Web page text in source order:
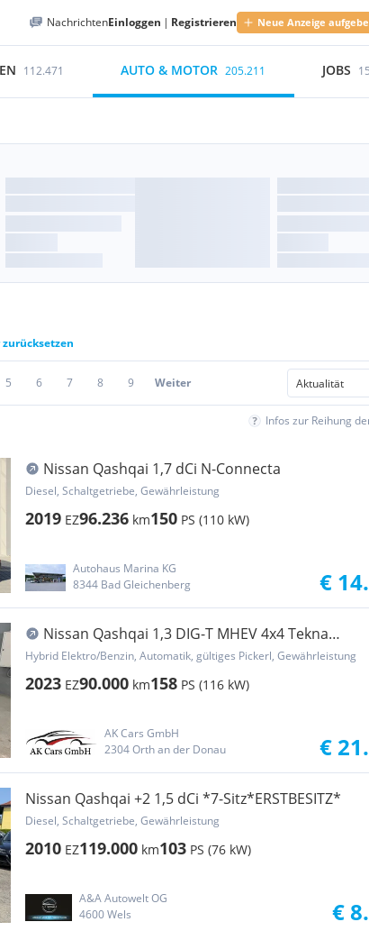
NachrichtenEinloggen | Registrieren Neue Anzeige
112.471 AUTO & MOTOR 205.211 JOBS
5 6 7 8 9 Weiter
Infos zur Reihung
Nissan Qashqai 1,7 dCi N-Connecta
Diesel, Schaltgetriebe, Gewährleistung
2019 EZ96.236 km150 PS (110 kW)
Autohaus Marina KG
8344 Bad Gleichenberg
€
Nissan Qashqai 1,3 DIG-T MHEV 4x4 Tekna
Aut.*Head-Up*3...
Hybrid Elektro/Benzin, Automatik, gültiges Pickerl, Gewährleistung
2023 EZ90.000 km158 PS (116 kW)
AK Cars GmbH
2304 Orth an der Donau
€
Nissan Qashqai +2 1,5 dCi *7-Sitz*ERSTBESITZ*
Diesel, Schaltgetriebe, Gewährleistung
2010 EZ119.000 km103 PS (76 kW)
A&A Autowelt OG
4600 Wels
€